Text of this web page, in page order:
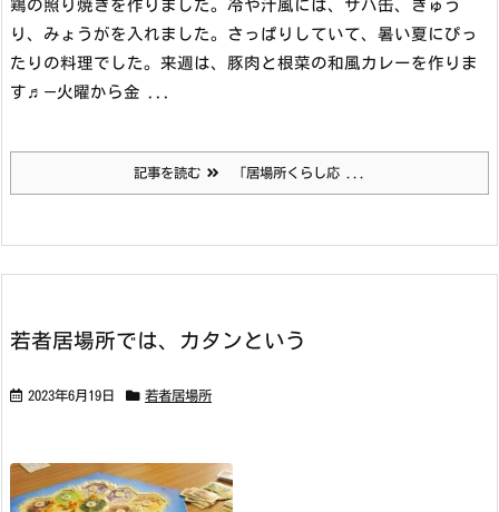
鶏の照り焼きを作りました。 冷や汁風には、サバ缶、きゅう
り、みょうがを入れました。さっぱりしていて、暑い夏にぴっ
たりの料理でした。 来週は、豚肉と根菜の和風カレーを作りま
す♬ —火曜から金 ...
記事を読む 「居場所くらし応 ...
若者居場所では、カタンという
2023年6月19日 若者居場所